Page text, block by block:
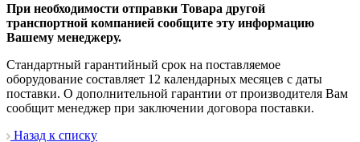
При необходимости отправки Товара другой
транспортной компанией сообщите эту информацию
Вашему менеджеру.
Стандартный гарантийный срок на поставляемое
оборудование составляет 12 календарных месяцев с даты
поставки. О дополнительной гарантии от производителя Вам
сообщит менеджер при заключении договора поставки.
Назад к списку